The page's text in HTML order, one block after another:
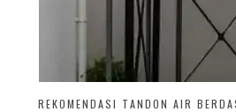
REKOMENDASI TANDON AIR